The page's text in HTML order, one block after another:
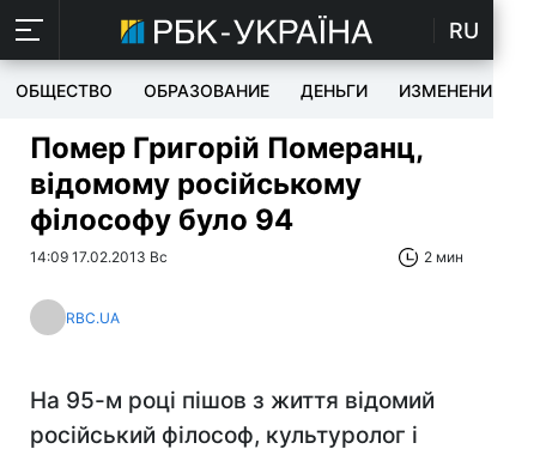
RU
ОБЩЕСТВО ОБРАЗОВАНИЕ ДЕНЬГИ ИЗМЕНЕНИЯ
Помер Григорій Померанц,
відомому російському
філософу було 94
14:09 17.02.2013 Вс 2 мин
RBC.UA
На 95-м році пішов з життя відомий
російський філософ, культуролог і